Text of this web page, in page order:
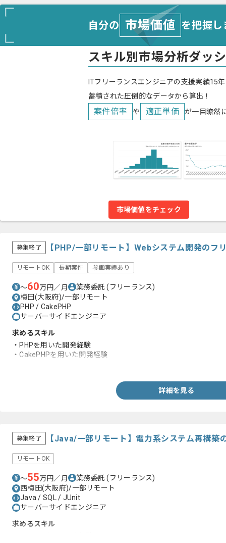
自分の 市場価値 を把握
スキル別市場分析ダッ
ITフリーランスエンジニアの支援実績15
蓄積された圧倒的なデータから算出！
案件倍率 や 適正単価 が一目瞭然
市場価値をチェック
募集終了 【PHP/一部リモート】Webシステム開発のフ
リモートOK 長期案件 参画実績あり
〜60万円／月 業務委託(フリーランス)
梅田(大阪府)/一部リモート
PHP / CakePHP
サーバーサイドエンジニア
求めるスキル
・PHPを用いた開発経験
・CakePHPを用いた開発経験
詳細を見る
募集終了 【Java/一部リモート】電力系システム再構築
リモートOK
〜55万円／月 業務委託(フリーランス)
西梅田(大阪府)/一部リモート
Java / SQL / JUnit
サーバーサイドエンジニア
求めるスキル